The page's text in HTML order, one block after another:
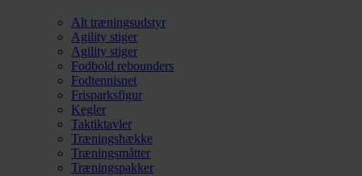
Alt træningsudstyr
Agility stiger
Agility stiger
Fodbold rebounders
Fodtennisnet
Frisparksfigur
Kegler
Taktiktavler
Træningshække
Træningsmåtter
Træningspakker